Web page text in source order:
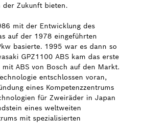
der Zukunft bieten.
mit der Entwicklung des
auf der 1978 eingeführten
basierte. 1995 war es dann so
GPZ1100 ABS kam das erste
ABS von Bosch auf den Markt.
entschlossen voran,
eines Kompetenzzentrums
für Zweiräder in Japan
eines weltweiten
mit spezialisierten